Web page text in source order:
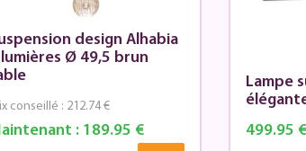
design Alhabia
Ø 49,5 brun
: 189.95 €
conseillé : 212.74 €
Lampe
499.95 €